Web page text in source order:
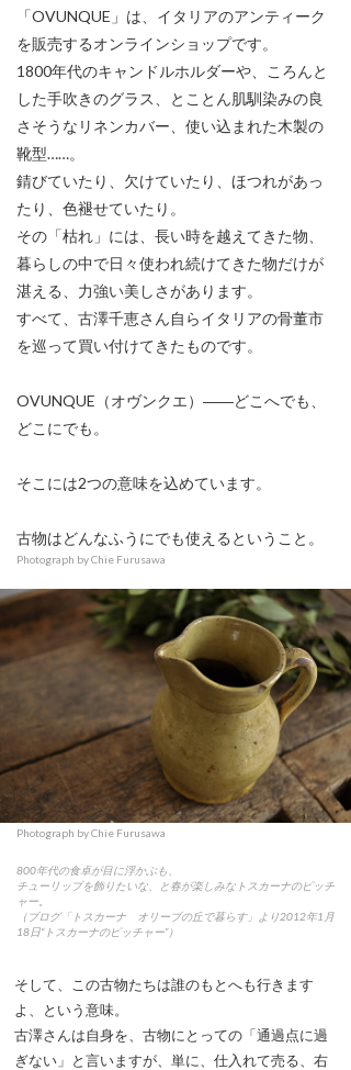
「OVUNQUE」は、イタリアのアンティーク
を販売するオンラインショップです。
1800年代のキャンドルホルダーや、ころんと
した手吹きのグラス、とことん肌馴染みの良
さそうなリネンカバー、使い込まれた木製の
靴型……。
錆びていたり、欠けていたり、ほつれがあっ
たり、色褪せていたり。
その「枯れ」には、長い時を越えてきた物、
暮らしの中で日々使われ続けてきた物だけが
湛える、力強い美しさがあります。
すべて、古澤千恵さん自らイタリアの骨董市
を巡って買い付けてきたものです。
OVUNQUE（オヴンクエ）――どこへでも、
どこにでも。
そこには2つの意味を込めています。
古物はどんなふうにでも使えるということ。
Photograph by Chie Furusawa
Photograph by Chie Furusawa
800年代の食卓が目に浮かぶも、
チューリップを飾りたいな、と春が楽しみなトスカーナのピッチ
ャー。
（ブログ「トスカーナ オリーブの丘で暮らす」より2012年1月
18日“トスカーナのピッチャー”）
そして、この古物たちは誰のもとへも行きます
よ、という意味。
古澤さんは自身を、古物にとっての「通過点に過
ぎない」と言いますが、単に、仕入れて売る、右